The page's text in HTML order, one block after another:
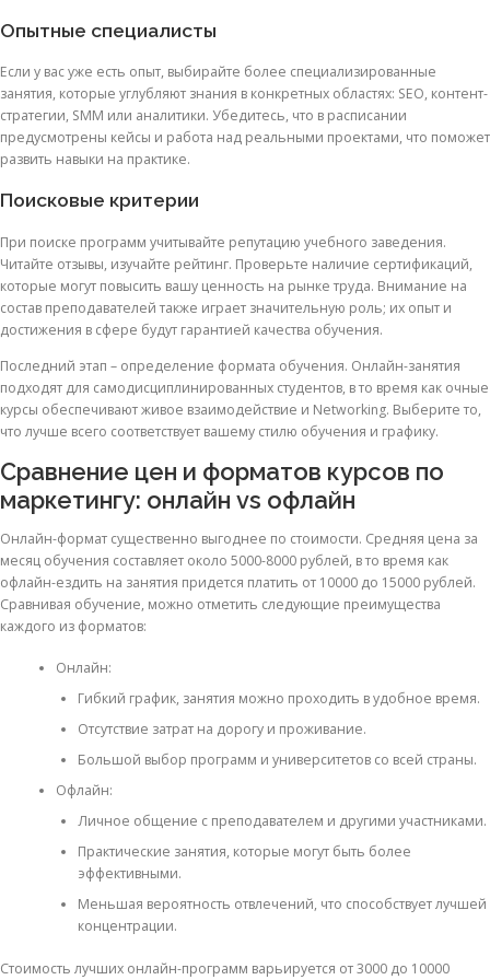
Опытные специалисты
Если у вас уже есть опыт, выбирайте более специализированные
занятия, которые углубляют знания в конкретных областях: SEO, контент-
стратегии, SMM или аналитики. Убедитесь, что в расписании
предусмотрены кейсы и работа над реальными проектами, что поможет
развить навыки на практике.
Поисковые критерии
При поиске программ учитывайте репутацию учебного заведения.
Читайте отзывы, изучайте рейтинг. Проверьте наличие сертификаций,
которые могут повысить вашу ценность на рынке труда. Внимание на
состав преподавателей также играет значительную роль; их опыт и
достижения в сфере будут гарантией качества обучения.
Последний этап – определение формата обучения. Онлайн-занятия
подходят для самодисциплинированных студентов, в то время как очные
курсы обеспечивают живое взаимодействие и Networking. Выберите то,
что лучше всего соответствует вашему стилю обучения и графику.
Сравнение цен и форматов курсов по
маркетингу: онлайн vs офлайн
Онлайн-формат существенно выгоднее по стоимости. Средняя цена за
месяц обучения составляет около 5000-8000 рублей, в то время как
офлайн-ездить на занятия придется платить от 10000 до 15000 рублей.
Сравнивая обучение, можно отметить следующие преимущества
каждого из форматов:
Онлайн:
Гибкий график, занятия можно проходить в удобное время.
Отсутствие затрат на дорогу и проживание.
Большой выбор программ и университетов со всей страны.
Офлайн:
Личное общение с преподавателем и другими участниками.
Практические занятия, которые могут быть более
эффективными.
Меньшая вероятность отвлечений, что способствует лучшей
концентрации.
Стоимость лучших онлайн-программ варьируется от 3000 до 10000